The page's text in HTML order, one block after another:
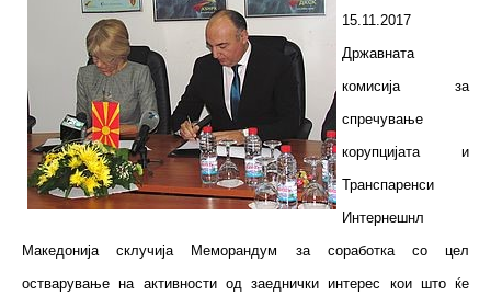
15.11.2017
Државната
комисија за
спречување
корупцијата и
Транспаренси
Интернешнл
Македонија склучија Меморандум за соработка со цел
остварување на активности од заеднички интерес кои што ќе